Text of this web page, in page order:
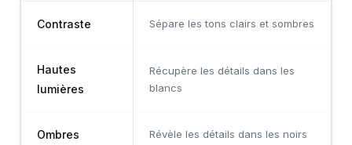
Contraste Sépare les tons clairs et sombres
Hautes
lumières
Récupère les détails dans les
blancs
Ombres Révèle les détails dans les noirs